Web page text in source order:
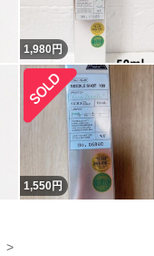
1,980 円
1,550円